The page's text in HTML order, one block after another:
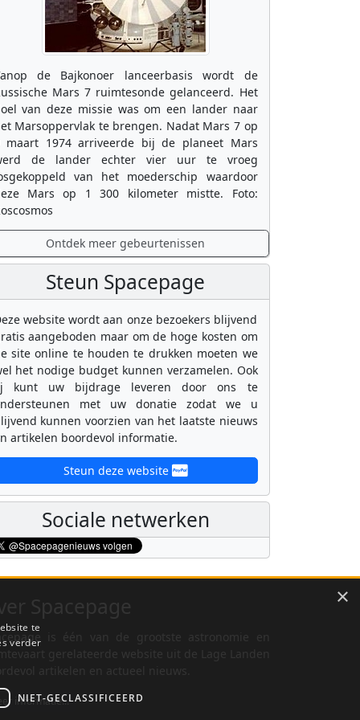
de Bajkonoer lanceerbasis wordt de
Mars 7 ruimtesonde gelanceerd. Het
van deze missie was om een lander naar
Marsoppervlak te brengen. Nadat Mars 7 op
maart 1974 arriveerde bij de planeet Mars
de lander echter vier uur te vroeg
van het moederschip waardoor
Mars op 1 300 kilometer mistte. Foto:
Ontdek meer gebeurtenissen
Steun Spacepage
website wordt aan onze bezoekers blijvend
aangeboden maar om de hoge kosten om
site online te houden te drukken moeten we
het nodige budget kunnen verzamelen. Ook
kunt uw bijdrage leveren door ons te
met uw donatie zodat we u
kunnen voorzien van het laatste nieuws
artikelen boordevol informatie.
Steun deze website
Sociale netwerken
is één van de grootste astronomie en
informatie...
×
te
verder
NIET-GECLASSIFICEERD